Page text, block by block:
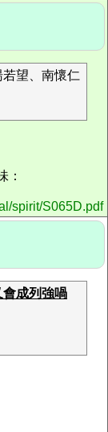
望、南懷仁
：
spirit/S065D.pdf
會成列強喎